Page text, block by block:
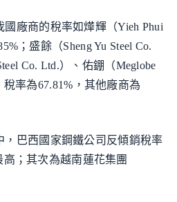
廠商的稅率如燁輝（Yieh Phui
；盛餘（Sheng Yu Steel Co.
Co. Ltd.）、佑錋（Meglobe
率為67.81%，其他廠商為
，巴西國家鋼鐵公司反傾銷稅率
高；其次為越南蓮花集團